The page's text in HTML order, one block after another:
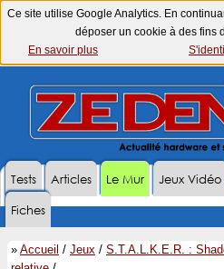
Ce site utilise Google Analytics. En
déposer un cookie à des fins
En savoir plus
Tests Articles Le Mur Jeux Vidéo
Fiches
» Accueil / Jeux / S.T.A.L.K.E.R. :